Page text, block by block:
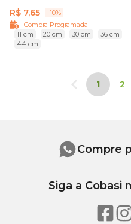
R$ 7,65
-10%
Compra Programada
11 cm
20 cm 30 cm
36 cm
44 cm
1 2
Compre
Siga a Cobasi